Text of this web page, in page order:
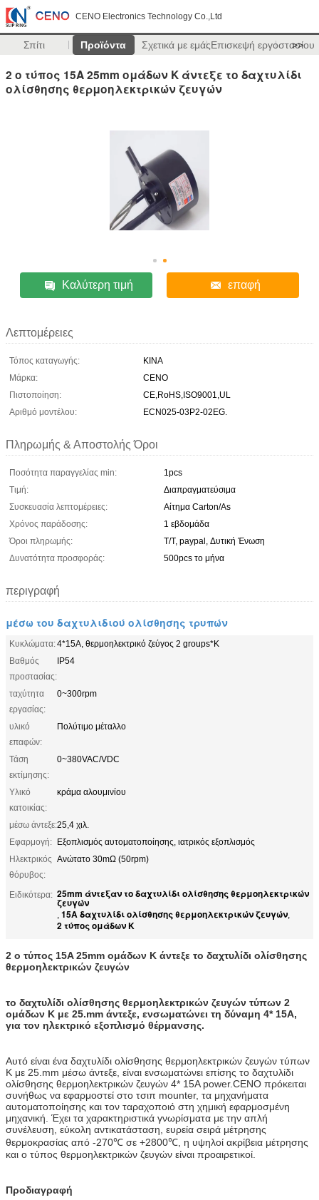
CENO Electronics Technology Co.,Ltd
Σπίτι Προϊόντα Σχετικά με εμάςΕπισκεψή εργοστασίου
>>
2 ο τύπος 15A 25mm ομάδων Κ άντεξε το δαχτυλίδι
ολίσθησης θερμοηλεκτρικών ζευγών
Καλύτερη τιμή επαφή
Λεπτομέρειες
Τόπος καταγωγής:
ΚΙΝΑ
Μάρκα:
CENO
Πιστοποίηση:
CE,RoHS,ISO9001,UL
Αριθμό μοντέλου:
ECN025-03P2-02EG.
Πληρωμής & Αποστολής Όροι
Ποσότητα παραγγελίας min:
1pcs
Τιμή:
Διαπραγματεύσιμα
Συσκευασία λεπτομέρειες:
Αίτημα Carton/As
Χρόνος παράδοσης:
1 εβδομάδα
Όροι πληρωμής:
T/T, paypal, Δυτική Ένωση
Δυνατότητα προσφοράς:
500pcs το μήνα
περιγραφή
μέσω του δαχτυλιδιού ολίσθησης τρυπών
Κυκλώματα:4*15A, θερμοηλεκτρικό ζεύγος 2 groups*K
Βαθμός
προστασίας:
IP54
ταχύτητα
εργασίας:
0~300rpm
υλικό
επαφών:
Πολύτιμο μέταλλο
Τάση
εκτίμησης:
0~380VAC/VDC
Υλικό
κατοικίας:
κράμα αλουμινίου
μέσω άντεξε:25,4 χιλ.
Εφαρμογή: Εξοπλισμός αυτοματοποίησης, ιατρικός εξοπλισμός
Ηλεκτρικός
θόρυβος:
Ανώτατο 30mΩ (50rpm)
Ειδικότερα: 25mm άντεξαν το δαχτυλίδι ολίσθησης θερμοηλεκτρικών
ζευγών
, 15A δαχτυλίδι ολίσθησης θερμοηλεκτρικών ζευγών,
2 τύπος ομάδων Κ
2 ο τύπος 15A 25mm ομάδων Κ άντεξε το δαχτυλίδι ολίσθησης
θερμοηλεκτρικών ζευγών
το δαχτυλίδι ολίσθησης θερμοηλεκτρικών ζευγών τύπων 2
ομάδων Κ με 25.mm άντεξε, ενσωματώνει τη δύναμη 4* 15A,
για τον ηλεκτρικό εξοπλισμό θέρμανσης.
Αυτό είναι ένα δαχτυλίδι ολίσθησης θερμοηλεκτρικών ζευγών τύπων
Κ με 25.mm μέσω άντεξε, είναι ενσωματώνει επίσης το δαχτυλίδι
ολίσθησης θερμοηλεκτρικών ζευγών 4* 15A power.CENO πρόκειται
συνήθως να εφαρμοστεί στο τσιπ mounter, τα μηχανήματα
αυτοματοποίησης και τον ταραχοποιό στη χημική εφαρμοσμένη
μηχανική. Έχει τα χαρακτηριστικά γνωρίσματα με την απλή
συνέλευση, εύκολη αντικατάσταση, ευρεία σειρά μέτρησης
θερμοκρασίας από -270℃ σε +2800℃, η υψηλοί ακρίβεια μέτρησης
και ο τύπος θερμοηλεκτρικών ζευγών είναι προαιρετικοί.
Προδιαγραφή